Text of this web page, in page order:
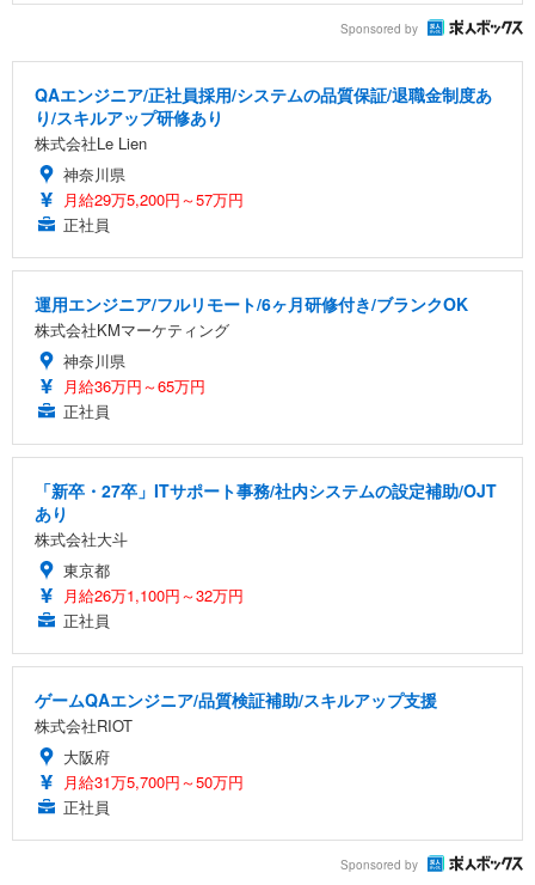
Sponsored by
QAエンジニア/正社員採用/システムの品質保証/退職金制度あ
り/スキルアップ研修あり
株式会社Le Lien
神奈川県
月給29万5,200円～57万円
正社員
運用エンジニア/フルリモート/6ヶ月研修付き/ブランクOK
株式会社KMマーケティング
神奈川県
月給36万円～65万円
正社員
「新卒・27卒」ITサポート事務/社内システムの設定補助/OJT
あり
株式会社大斗
東京都
月給26万1,100円～32万円
正社員
ゲームQAエンジニア/品質検証補助/スキルアップ支援
株式会社RIOT
大阪府
月給31万5,700円～50万円
正社員
Sponsored by